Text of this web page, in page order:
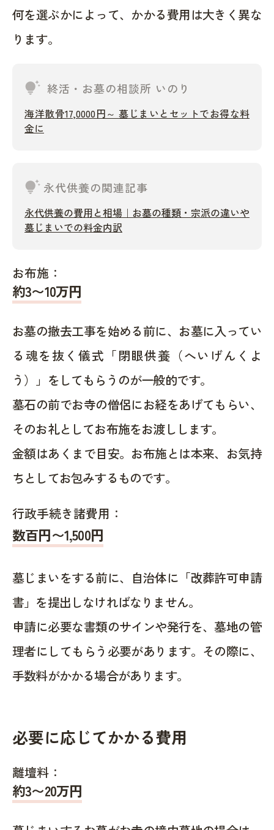
何を選ぶかによって、かかる費用は大きく異な
ります。
tips_and_updates 終活・お墓の相談所 いのり
海洋散骨17,0000円～ 墓じまいとセットでお得な料
金に
tips_and_updates 永代供養の関連記事
永代供養の費用と相場｜お墓の種類・宗派の違いや
墓じまいでの料金内訳
お布施：
約3〜10万円
お墓の撤去工事を始める前に、お墓に入ってい
る魂を抜く儀式「閉眼供養（へいげんくよ
う）」をしてもらうのが一般的です。
墓石の前でお寺の僧侶にお経をあげてもらい、
そのお礼としてお布施をお渡しします。
金額はあくまで目安。お布施とは本来、お気持
ちとしてお包みするものです。
行政手続き諸費用：
数百円〜1,500円
墓じまいをする前に、自治体に「改葬許可申請
書」を提出しなければなりません。
申請に必要な書類のサインや発行を、墓地の管
理者にしてもらう必要があります。その際に、
手数料がかかる場合があります。
必要に応じてかかる費用
離壇料：
約3〜20万円